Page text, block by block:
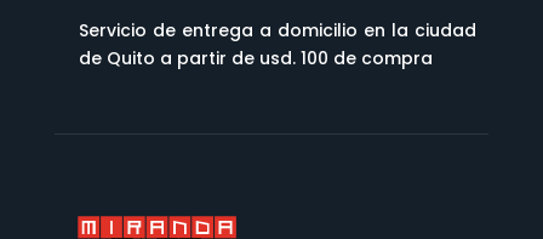
Servicio de entrega a domicilio en la ciudad
de Quito a partir de usd. 100 de compra